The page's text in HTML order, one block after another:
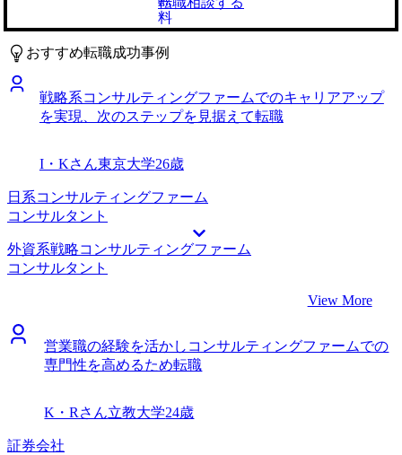
裕にもつながりました。 MyVisionさんにお願いしたこと
で、転職活動のスケジュールや企業とのやりとりを一任でき
たことが良かったです。そのおかげで、面接や対策に専念す
ることができたと思います。 特に後悔などはありません
が、コンサルティングファームも並行して受けてみてもよか
ったかもしれません。 転職前は年収500万円、転職後は年収
720万円になりました。
グファームを受けてみることにしました。 1社です。 ビズリ
ーチでオファーをもらったのがMyVisionさんでした。 坂口
さんは、非常に朗らかで真剣に話を聞いてくださる方で、と
ても話しやすく親近感がありました。 コンサルタントとし
て実績を積んで行けば、将来的に事業会社からいいポジショ
ンのオファーが来ることも珍しくないことを教えていただ
き、前向きに転職をしようと思いました。 コンサルティン
で、そもそもコンサルタントが何をやっているのか、どんな
仕組みや中長期的なキャリアパスについても丁寧に教えてい
ただきました。非常に分かりやすいスライドを投影していた
だき、ありがたかったです。 海外にいながらの転職活動だ
ったので、web面接を活用して進めることができました。当
然時差の問題もあったのですが、坂口さんは私の生活リズム
た。感謝しかありません。 良かった点とも被りますが、や
はり時差があったので面接日程の調整には苦労をしました。
特に面談回数が多い企業の選考には苦労しました。 転職前
は年収600万円、転職後は年収750万円になりました。 まず
スキルを磨きたいです。コンサルタントとしてのデリバリー
能力に自信と実績がついてきたら、海外経験で培った英語力
を活かして、グローバル案件にも取り組みたいです。
料
おすすめ転職成功事例
戦略系コンサルティングファームでのキャリアアップ
を実現、次のステップを見据えて転職
I・Kさん東京大学26歳
日系コンサルティングファーム
コンサルタント
外資系戦略コンサルティングファーム
コンサルタント
View More
営業職の経験を活かしコンサルティングファームでの
専門性を高めるため転職
K・Rさん立教大学24歳
証券会社